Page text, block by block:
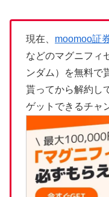
現在、 moomoo証
などのマグニフィ
ンダム）を無料で
貰ってから解約し
ゲットできるチャ